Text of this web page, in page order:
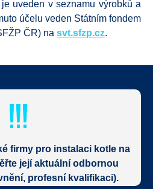
uveden v seznamu výrobků a
účelu veden Státním fondem
ČR) na svt.sfzp.cz.
firmy pro instalaci kotle na
její aktuální odbornou
profesní kvalifikaci).